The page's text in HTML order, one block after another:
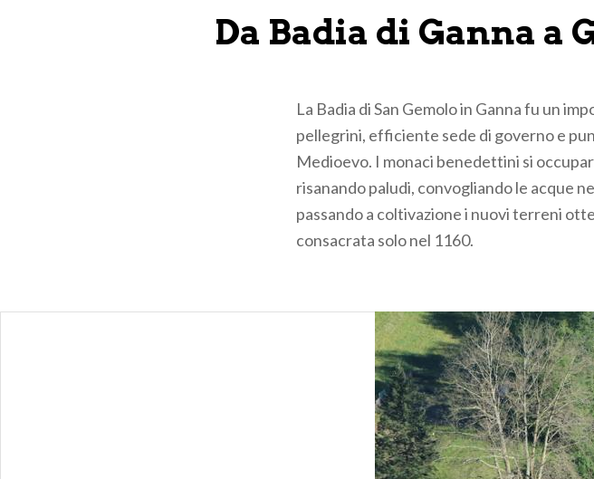
Da Badia di Ganna a
La Badia di San Gemolo in Ganna fu un
pellegrini, efficiente sede di governo e
Medioevo. I monaci benedettini si
risanando paludi, convogliando le acque
passando a coltivazione i nuovi terreni
consacrata solo nel 1160.